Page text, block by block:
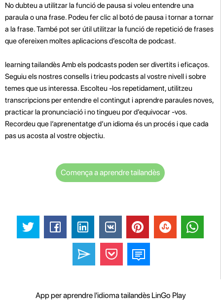
No dubteu a utilitzar la funció de pausa si voleu entendre una
paraula o una frase. Podeu fer clic al botó de pausa i tornar a tornar
a la frase. També pot ser útil utilitzar la funció de repetició de frases
que ofereixen moltes aplicacions d’escolta de podcast.
learning tailandès Amb els podcasts poden ser divertits i eficaços.
Seguiu els nostres consells i trieu podcasts al vostre nivell i sobre
temes que us interessa. Escolteu -los repetidament, utilitzeu
transcripcions per entendre el contingut i aprendre paraules noves,
practicar la pronunciació i no tingueu por d’equivocar -vos.
Recordeu que l’aprenentatge d’un idioma és un procés i que cada
pas us acosta al vostre objectiu.
Comença a aprendre tailandès
App per aprendre l'idioma tailandès LinGo Play